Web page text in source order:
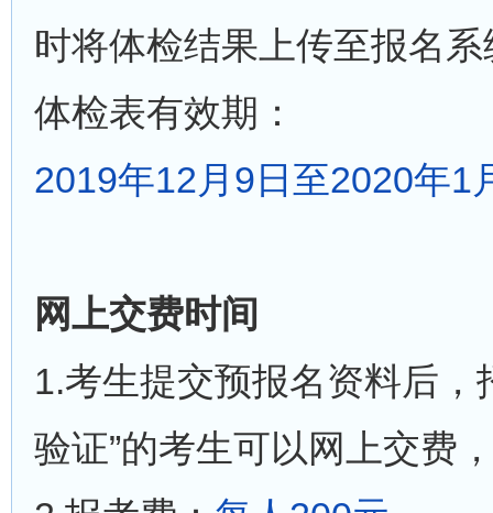
时将体检结果上传至报名
体检表有效期：
2019年12月9日至2020年1
网上交费时间
1.考生提交预报名资料后，
验证”的考生可以网上交费